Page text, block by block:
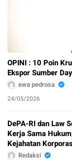
OPINI : 10 Poin
Ekspor Sumber
ewa pedrosa
24/05/2026
DePA-RI dan Law
Kerja Sama
Kejahatan
Redaksi